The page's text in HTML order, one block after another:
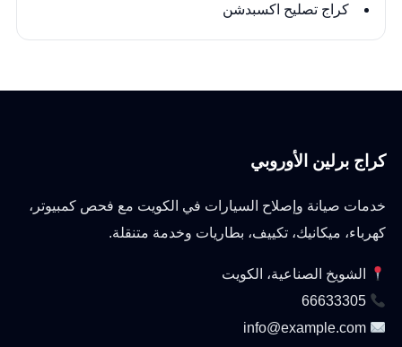
كراج تصليح اكسبدشن
كراج برلين الأوروبي
خدمات صيانة وإصلاح السيارات في الكويت مع فحص كمبيوتر،
كهرباء، ميكانيك، تكييف، بطاريات وخدمة متنقلة.
الشويخ الصناعية، الكويت
66633305
info@example.com